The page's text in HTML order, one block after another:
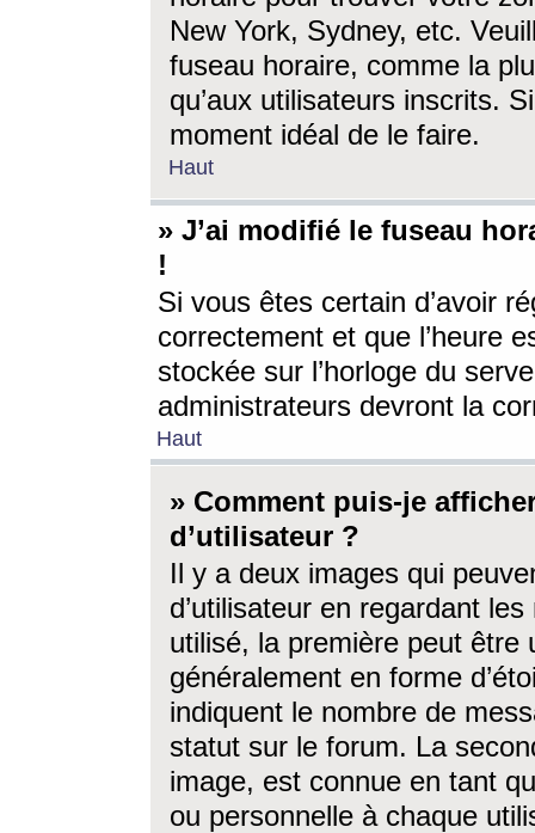
New York, Sydney, etc.
fuseau horaire, comme la
qu’aux utilisateurs inscrits.
moment idéal de le faire.
Haut
» J’ai modifié le fuseau
!
Si vous êtes certain d’avoir
correctement et que l’heure
stockée sur l’horloge du
administrateurs devront la
Haut
» Comment puis-je
d’utilisateur ?
Il y a deux images qui
d’utilisateur en regardant
utilisé, la première peut être
généralement en forme
indiquent le nombre de
statut sur le forum. La
image, est connue en tant
ou personnelle à chaque